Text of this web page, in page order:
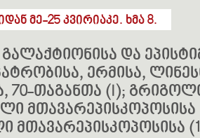
მე-25 კვირიაკე. ხმა 8.
და
ერმისა,
თაგანთა (I);
მთავარეპისკოპოსისა